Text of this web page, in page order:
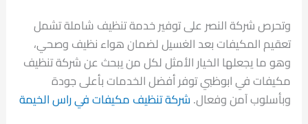
وتحرص شركة النصر على توفير خدمة تنظيف شاملة تشمل
تعقيم المكيفات بعد الغسيل لضمان هواء نظيف وصحي،
وهو ما يجعلها الخيار الأمثل لكل من يبحث عن شركة تنظيف
مكيفات في ابوظبي توفر أفضل الخدمات بأعلى جودة
وبأسلوب آمن وفعال. شركة تنظيف مكيفات في راس الخيمة